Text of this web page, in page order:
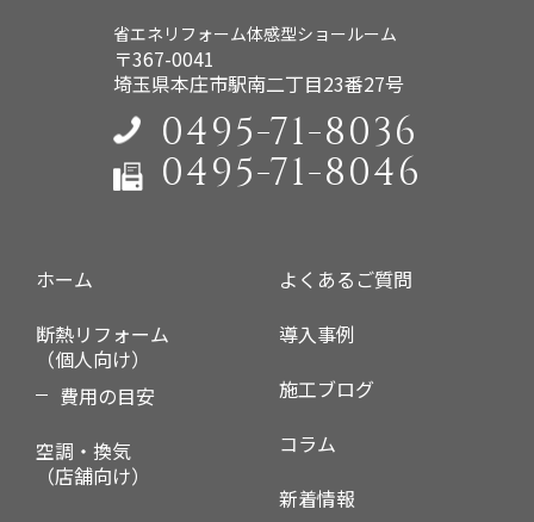
省エネリフォーム体感型ショールーム
〒367-0041
埼玉県本庄市駅南二丁目23番27号
0495-71-8036
0495-71-8046
ホーム
断熱リフォーム
（個人向け）
費用の目安
空調・換気
（店舗向け）
よくあるご質問
導入事例
施工ブログ
コラム
新着情報